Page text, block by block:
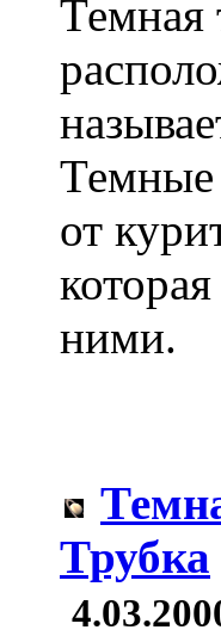
Темная
Темные
от
ними.
Трубка